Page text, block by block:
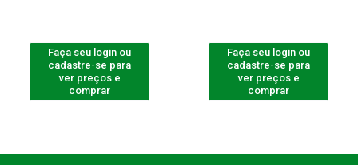
Faça seu login ou
cadastre-se para
ver preços e
comprar
Faça seu login ou
cadastre-se para
ver preços e
comprar